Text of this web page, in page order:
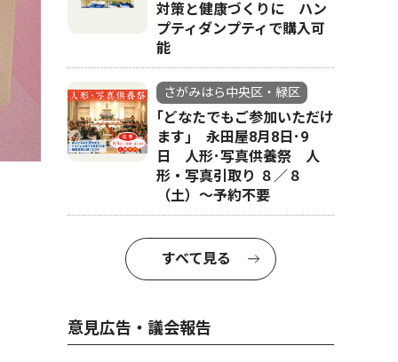
対策と健康づくりに ハン
プティダンプティで購入可
能
さがみはら中央区・緑区
｢どなたでもご参加いただけ
ます｣ 永田屋8月8日･9
日 人形･写真供養祭 人
形・写真引取り ８／８
（土）〜予約不要
すべて見る
意見広告・議会報告